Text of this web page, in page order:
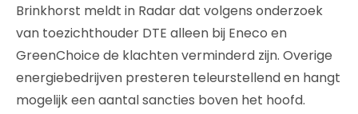
Brinkhorst meldt in Radar dat volgens onderzoek
van toezichthouder DTE alleen bij Eneco en
GreenChoice de klachten verminderd zijn. Overige
energiebedrijven presteren teleurstellend en hangt
mogelijk een aantal sancties boven het hoofd.